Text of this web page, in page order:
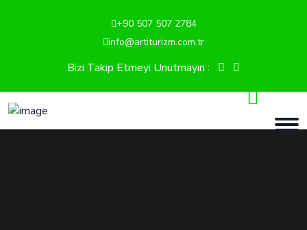
+90 507 507 2784
info@artiturizm.com.tr
Bizi Takip Etmeyi Unutmayın :